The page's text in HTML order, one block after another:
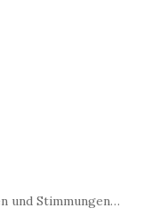
und Stimmungen…